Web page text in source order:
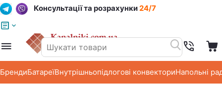
Консультації та розрахунки24/7
БрендиБатареїВнутрішньопідлогові конвекториНапольні